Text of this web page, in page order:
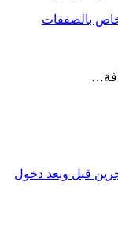
بالصفقات
قبل وبعد دخول